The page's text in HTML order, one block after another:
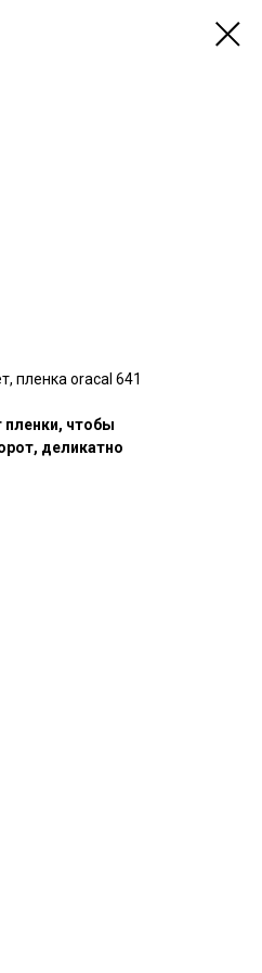
пленка oracal 641
чтобы
деликатно